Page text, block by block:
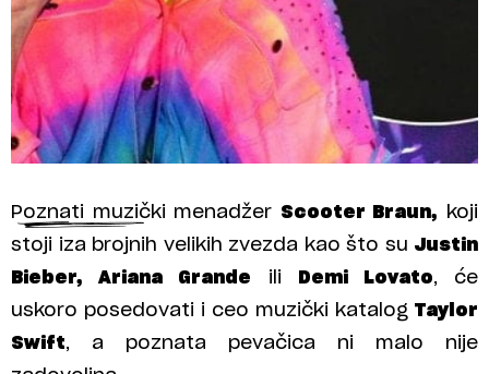
Poznati muzički menadžer Scooter Braun, koji
stoji iza brojnih velikih zvezda kao što su Justin
Bieber, Ariana Grande ili Demi Lovato, će
uskoro posedovati i ceo muzički katalog Taylor
Swift, a poznata pevačica ni malo nije